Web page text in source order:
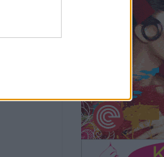
την
Αθλητικά•
Άρης
άτυχου
Αθλητικά•